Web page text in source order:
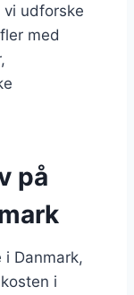
vi udforske
med
på
Danmark,
i